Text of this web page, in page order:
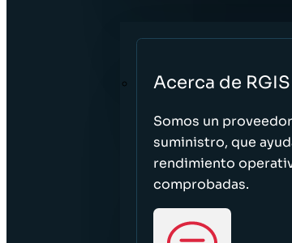
Acerca de RGIS
Somos un
suministro, que
rendimiento
comprobadas.